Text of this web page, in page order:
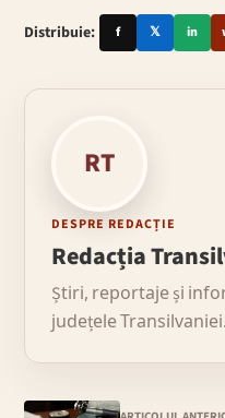
Distribuie: f 𝕏 in
RT
DESPRE REDACȚIE
Redacția
Știri, reportaje și
județele Transilvaniei.